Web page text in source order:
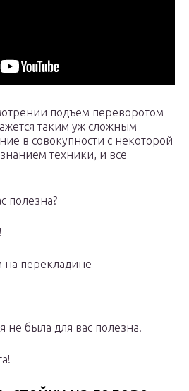
подъем переворотом
таким уж сложным
в совокупности с некоторой
техники, и все
полезна?
перекладине
не была для вас полезна.